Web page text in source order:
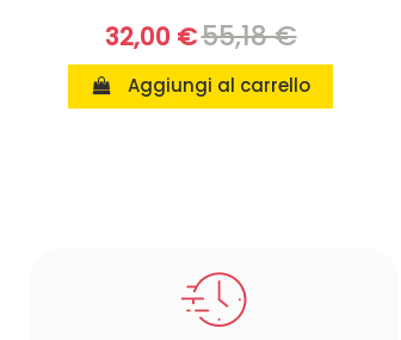
32,00 €55,18 €
Aggiungi al carrello